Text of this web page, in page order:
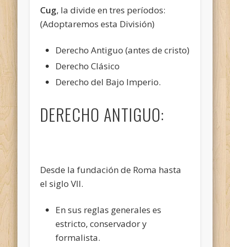
Cug, la divide en tres períodos:
(Adoptaremos esta División)
Derecho Antiguo (antes de cristo)
Derecho Clásico
Derecho del Bajo Imperio.
DERECHO ANTIGUO:
Desde la fundación de Roma hasta
el siglo VII.
En sus reglas generales es
estricto, conservador y
formalista.